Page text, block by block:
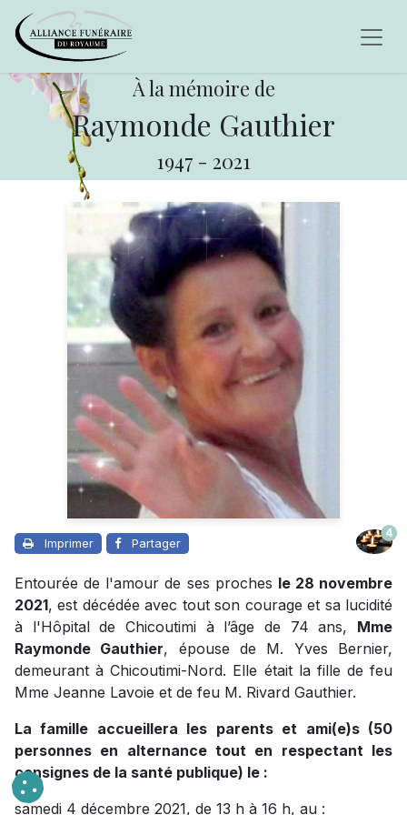
À la mémoire de
Raymonde Gauthier
1947 - 2021
Imprimer Partager
4
Entourée de l'amour de ses proches le 28 novembre
2021, est décédée avec tout son courage et sa lucidité
à l'Hôpital de Chicoutimi à l’âge de 74 ans, Mme
Raymonde Gauthier, épouse de M. Yves Bernier,
demeurant à Chicoutimi-Nord. Elle était la fille de feu
Mme Jeanne Lavoie et de feu M. Rivard Gauthier.
La famille accueillera les parents et ami(e)s (50
personnes en alternance tout en respectant les
consignes de la santé publique) le :
samedi 4 décembre 2021, de 13 h à 16 h, au :